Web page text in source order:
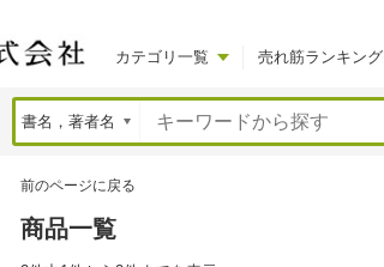
カテゴリ一覧 売れ筋ランキング
前のページに戻る
商品一覧